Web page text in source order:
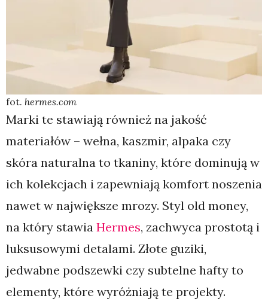
fot. hermes.com
Marki te stawiają również na jakość
materiałów – wełna, kaszmir, alpaka czy
skóra naturalna to tkaniny, które dominują w
ich kolekcjach i zapewniają komfort noszenia
nawet w największe mrozy. Styl old money,
na który stawia Hermes, zachwyca prostotą i
luksusowymi detalami. Złote guziki,
jedwabne podszewki czy subtelne hafty to
elementy, które wyróżniają te projekty.